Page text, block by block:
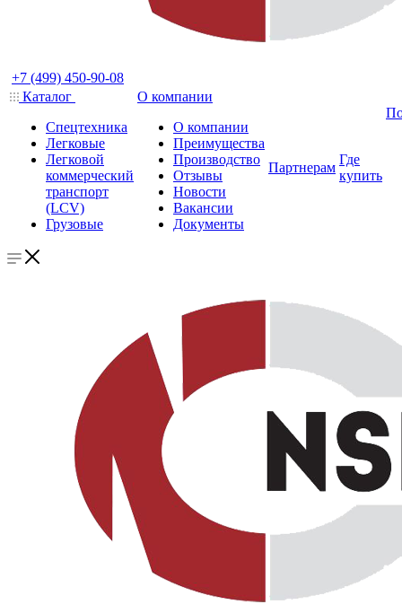
+7 (499) 450-90-08
Каталог
Спецтехника
Легковые
Легковой
коммерческий
транспорт
(LCV)
Грузовые
О компании
О компании
Преимущества
Производство
Отзывы
Новости
Вакансии
Документы
Партнерам
Где
купить